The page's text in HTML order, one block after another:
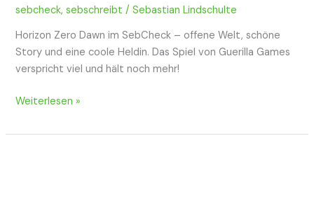
sebcheck,sebschreibt /Sebastian Lindschulte
Horizon Zero Dawn im SebCheck – offene Welt, schöne
Story und eine coole Heldin. Das Spiel von Guerilla Games
verspricht viel und hält noch mehr!
SebCheck:
Zero
Weiterlesen »